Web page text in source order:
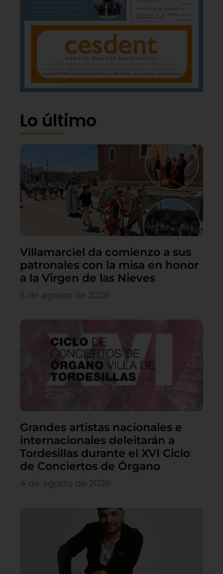
Lo último
Villamarciel da comienzo a sus
patronales con la misa en honor
a la Virgen de las Nieves
5 de agosto de 2026
Grandes artistas nacionales e
internacionales deleitarán a
Tordesillas durante el XVI Ciclo
de Conciertos de Órgano
4 de agosto de 2026